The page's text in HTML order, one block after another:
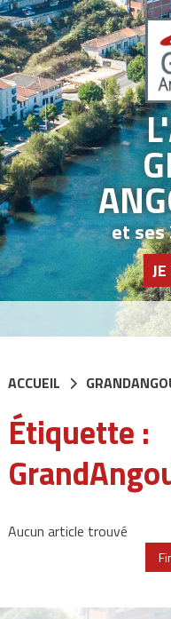
et ses
ACCUEIL
Étiquette :
Aucun article trouvé
Panneau de gestion des